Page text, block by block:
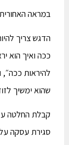
במראה
הדגש צריך
ככה ואיך הוא
להיראות ככה״,
שהוא ימשיך
קבלת החלטה
סגירת עסקה על